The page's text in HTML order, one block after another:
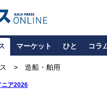
マーケット ひと コラ
造船・舶用
ニア2026